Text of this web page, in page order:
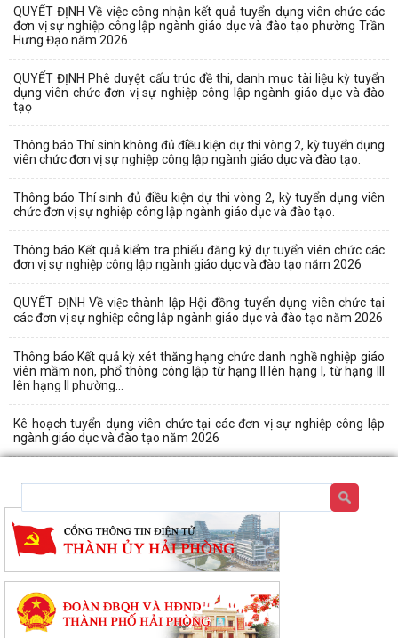
QUYẾT ĐỊNH Về việc công nhận kết quả tuyển dụng viên chức các
đơn vị sự nghiệp công lập ngành giáo dục và đào tạo phường Trần
Hưng Đạo năm 2026
QUYẾT ĐỊNH Phê duyệt cấu trúc đề thi, danh mục tài liệu kỳ tuyển
dụng viên chức đơn vị sự nghiệp công lập ngành giáo dục và đào
tạọ
Thông báo Thí sinh không đủ điều kiện dự thi vòng 2, kỳ tuyển dụng
viên chức đơn vị sự nghiệp công lập ngành giáo dục và đào tạo.
Thông báo Thí sinh đủ điều kiện dự thi vòng 2, kỳ tuyển dụng viên
chức đơn vị sự nghiệp công lập ngành giáo dục và đào tạo.
Thông báo Kết quả kiểm tra phiếu đăng ký dự tuyển viên chức các
đơn vị sự nghiệp công lập ngành giáo dục và đào tạo năm 2026
QUYẾT ĐỊNH Về việc thành lập Hội đồng tuyển dụng viên chức tại
các đơn vị sự nghiệp công lập ngành giáo dục và đào tạo năm 2026
Thông báo Kết quả kỳ xét thăng hạng chức danh nghề nghiệp giáo
viên mầm non, phổ thông công lập từ hạng II lên hạng I, từ hạng III
lên hạng II phường...
Kê hoạch tuyển dụng viên chức tại các đơn vị sự nghiệp công lập
ngành giáo dục và đào tạo năm 2026